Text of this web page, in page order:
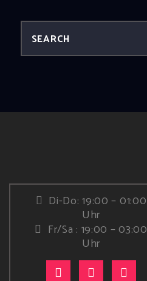
Di-Do: 19:00 – 01:00
Uhr
Fr/Sa : 19:00 – 03:00
Uhr